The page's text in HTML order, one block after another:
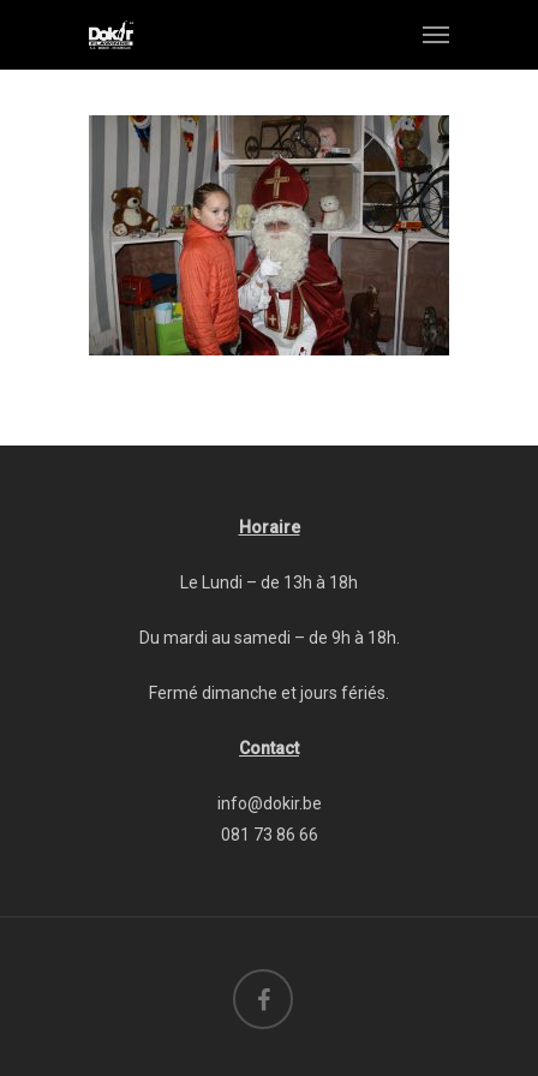
Horaire
Le Lundi – de 13h à 18h
Du mardi au samedi – de 9h à 18h.
Fermé dimanche et jours fériés.
Contact
info@dokir.be
081 73 86 66